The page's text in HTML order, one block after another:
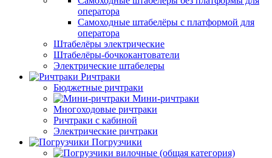
оператора
Самоходные штабелёры с платформой для
оператора
Штабелёры электрические
Штабелёры-бочкокантователи
Электрические штабелеры
Ричтраки
Бюджетные ричтраки
Мини-ричтраки
Многоходовые ричтраки
Ричтраки с кабиной
Электрические ричтраки
Погрузчики